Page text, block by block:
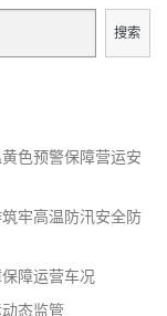
搜索
色预警保障营运安
牢高温防汛安全防
障运营车况
态监管